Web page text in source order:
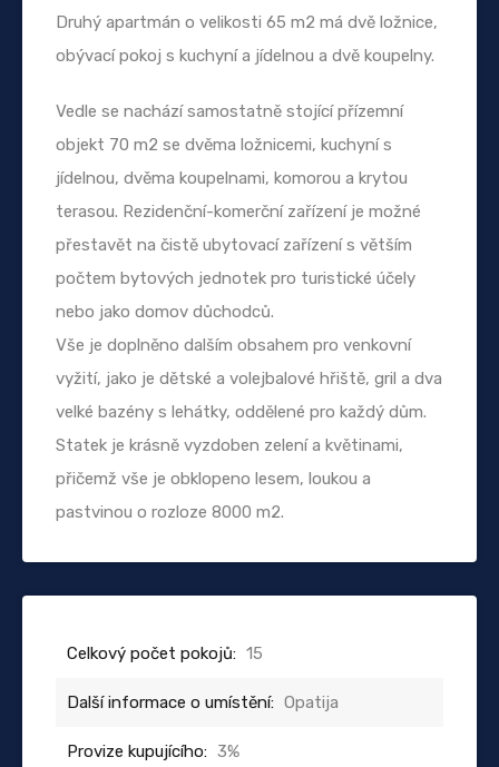
Druhý apartmán o velikosti 65 m2 má dvě ložnice,
obývací pokoj s kuchyní a jídelnou a dvě koupelny.
Vedle se nachází samostatně stojící přízemní
objekt 70 m2 se dvěma ložnicemi, kuchyní s
jídelnou, dvěma koupelnami, komorou a krytou
terasou. Rezidenční-komerční zařízení je možné
přestavět na čistě ubytovací zařízení s větším
počtem bytových jednotek pro turistické účely
nebo jako domov důchodců.
Vše je doplněno dalším obsahem pro venkovní
vyžití, jako je dětské a volejbalové hřiště, gril a dva
velké bazény s lehátky, oddělené pro každý dům.
Statek je krásně vyzdoben zelení a květinami,
přičemž vše je obklopeno lesem, loukou a
pastvinou o rozloze 8000 m2.
Celkový počet pokojů: 15
Další informace o umístění: Opatija
Provize kupujícího: 3%